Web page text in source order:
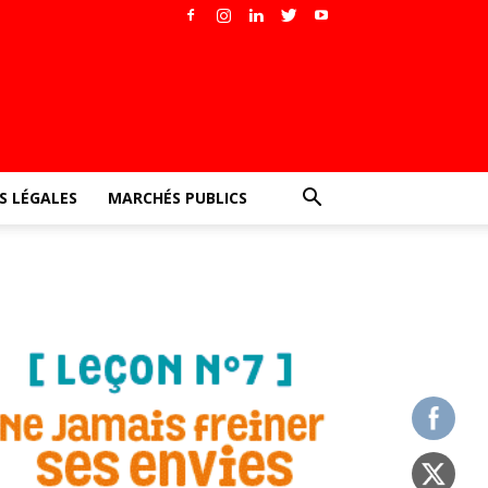
LÉGALES MARCHÉS PUBLICS